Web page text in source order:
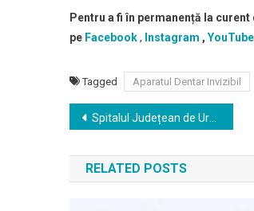
Pentru a fi în permanență la
pe Facebook, Instagram , YouTube
Tagged Aparatul Dentar Invizibil
Navigare
în
articole
Spitalul Județean de Urgență Buzău organizeaza concurs pentru ocuparea unei functii vacante de medic rezident an V specialitatea gastroenterologie
RELATED POSTS